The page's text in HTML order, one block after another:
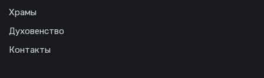
Храмы
Духовенство
Контакты